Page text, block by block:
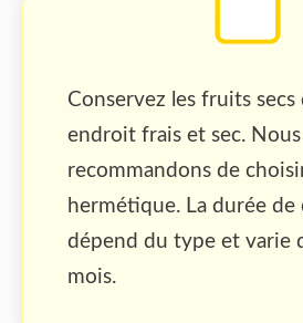
Conservez les fruits secs
endroit frais et sec.
recommandons de
hermétique. La durée
dépend du type et varie
mois.